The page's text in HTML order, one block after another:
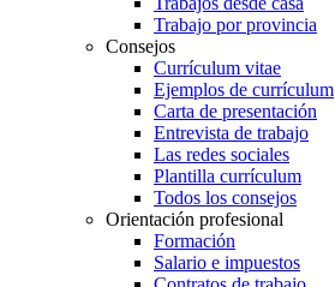
Trabajo por provincia
Consejos
Currículum vitae
Ejemplos de currículum
Carta de presentación
Entrevista de trabajo
Las redes sociales
Plantilla currículum
Todos los consejos
Orientación profesional
Formación
Salario e impuestos